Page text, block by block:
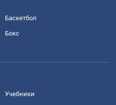
Баскетбол
Бокс
Учебники